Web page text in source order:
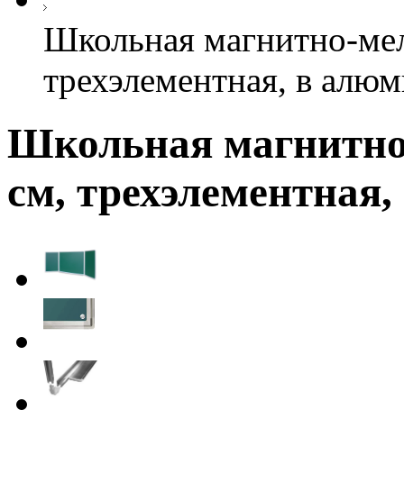
Школьная магнитно-
трехэлементная, в
Школьная
см,